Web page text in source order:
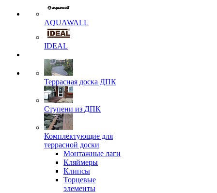
AQUAWALL
IDEAL
Террасная доска ДПК
Ступени из ДПК
Комплектующие для
террасной доски
Монтажные лаги
Кляймеры
Клипсы
Торцевые
элементы